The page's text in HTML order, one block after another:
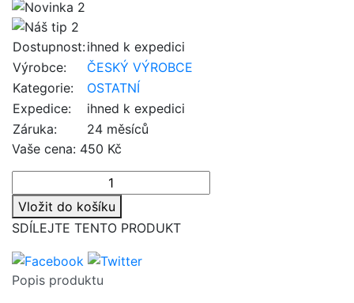
Dostupnost:ihned k expedici
Výrobce:
ČESKÝ VÝROBCE
Kategorie:
OSTATNÍ
Expedice:
ihned k expedici
Záruka:
24 měsíců
Vaše cena: 450 Kč
Vložit do košíku
SDÍLEJTE TENTO PRODUKT
Popis produktu